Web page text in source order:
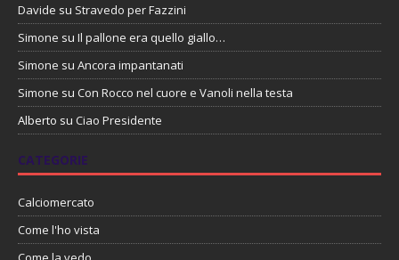
Davide su Stravedo per Fazzini
Simone su Il pallone era quello giallo…
Simone su Ancora impantanati
Simone su Con Rocco nel cuore e Vanoli nella testa
Alberto su Ciao Presidente
CATEGORIE
Calciomercato
Come l'ho vista